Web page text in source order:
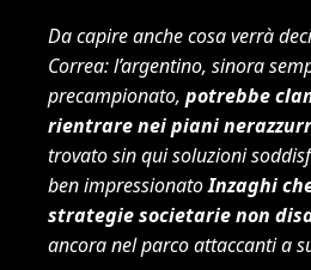
Da capire anche cosa verrà
Correa: l’argentino, sinora
precampionato, potrebbe
rientrare nei piani
trovato sin qui soluzioni
ben impressionatoInzaghi
strategie societarie non
ancora nel parco attaccanti a